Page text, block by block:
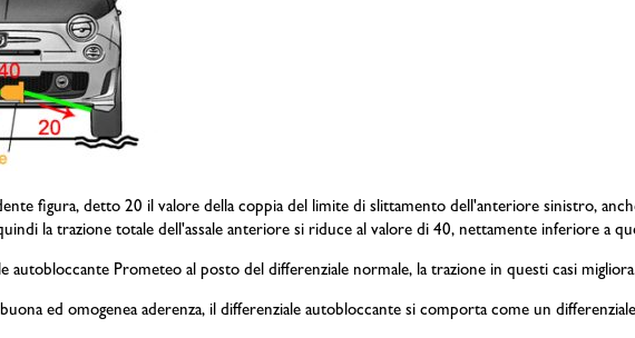
figura, detto 20 il valore della coppia del limite di slittamento dell'anteriore sinistro,
la trazione totale dell'assale anteriore si riduce al valore di 40, nettamente inferiore a
autobloccante Prometeo al posto del differenziale normale, la trazione in questi casi
ed omogenea aderenza, il differenziale autobloccante si comporta come un